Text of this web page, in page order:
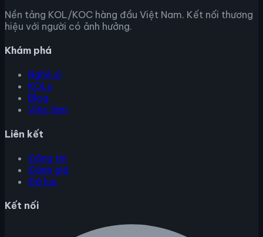
Nền tảng KOL/KOC hàng đầu Việt Nam. Kết nối thương
hiệu với người có ảnh hưởng.
Khám phá
Nghệ sĩ
KOLs
Blog
Việc làm
Liên kết
Đăng tin
Đánh giá
Đã lưu
Kết nối